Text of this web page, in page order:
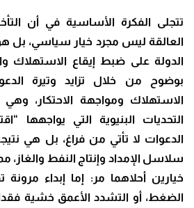
تتجلى الفكرة الأساسية في أن
العالقة ليس مجرد خيار سياسي، بل
الدولة على ضبط إيقاع الاستهلاك
بوضوح من خلال تزايد وتيرة
الاستهلاك ومواجهة الاحتكار،
التحديات البنيوية التي يواجهها
الدعوات لا تأتي من فراغ، بل هي
سلاسل الإمداد وإنتاج النفط والغاز،
خيارين أحلاهما مر: إما إبداء
الضغط، أو التشدد الأعمق خشية